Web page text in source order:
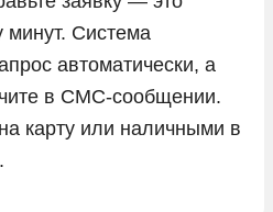
минут. Система
автоматически, а
в СМС-сообщении.
карту или наличными в